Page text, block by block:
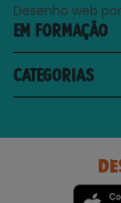
Desenho web
EM FORMAÇÃO
CATEGORIAS